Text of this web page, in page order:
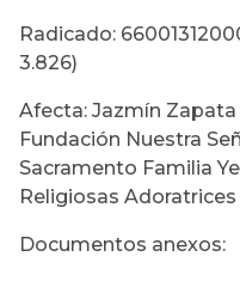
Radicado:
3.826)
Afecta: Jazmín
Fundación Nuestra
Sacramento Familia
Religiosas Adoratrices
Documentos anexos: